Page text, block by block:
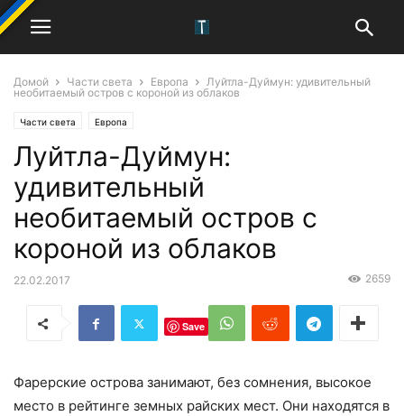
Домой Части света Европа
Луйтла-Дуймун: удивительный
необитаемый остров с короной из облаков
Части света Европа
Луйтла-Дуймун:
удивительный
необитаемый остров с
короной из облаков
22.02.2017 2659
Save
Фарерские острова занимают, без сомнения, высокое
место в рейтинге земных райских мест. Они находятся в